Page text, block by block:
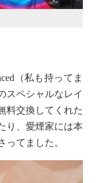
（私も持ってま
スペシャルなレイ
料交換してくれた
り、愛煙家には本
ってました。